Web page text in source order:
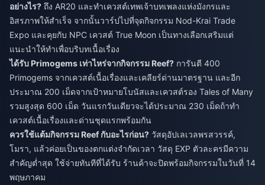
อย่างไร? ถึง AR20 และทำเควสต์เทพเจ้าบทเพลงแห่งมังกรและ
อิสรภาพให้สำเร็จ จากนั้นวาร์ปไปที่จุดกิจกรรม Nod-Krai Trade
Expo และคุยกับ NPC เควสต์ True Moon เป็นทางเลือกเสริมแต่
แนะนำให้ทำเพื่อบริบทเนื้อเรื่อง
ได้รับ Primogems เท่าไหร่จากกิจกรรม Reef? การันตี 400
Primogems จากเควสต์เนื้อเรื่องและเคลียร์ด่านมาตรฐาน และอีก
ประมาณ 200 เม็ดจากเป้าหมายโบนัสและเควสต์รอง Tales of Many
รวมสูงสุด 600 เม็ด วันแรกวันเดียวจะได้ประมาณ 230 เม็ดถ้าทำ
เควสต์เนื้อเรื่องและด่านชุดแรกพร้อมกัน
ควรใช้แต้มกิจกรรม Reef กับอะไรก่อน? วัสดุอัปเลเวลพรสวรรค์,
โมรา, แล้วค่อยเป็นของตกแต่งจำกัดเวลา วัสดุ EXP ตัวละครมีความ
สำคัญต่ำสุด ใช้จ่ายทันทีที่ได้รับ ร้านค้าจะปิดพร้อมกิจกรรมในวันที่ 14
พฤษภาคม